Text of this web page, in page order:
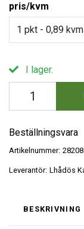
pris/kvm
1 pkt - 0,89
I lager.
Beställningsvara
Artikelnummer: 28208
Leverantör: Lhådös
BESKRIVNING